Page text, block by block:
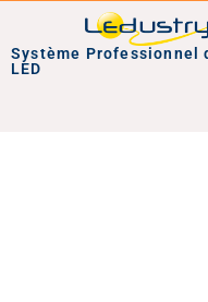
Système Professionnel
LED